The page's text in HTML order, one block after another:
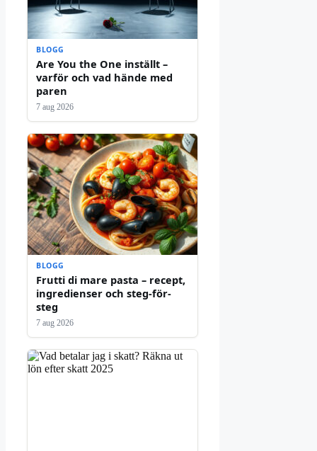
BLOGG
Are You the One inställt –
varför och vad hände med
paren
7 aug 2026
BLOGG
Frutti di mare pasta – recept,
ingredienser och steg-för-
steg
7 aug 2026